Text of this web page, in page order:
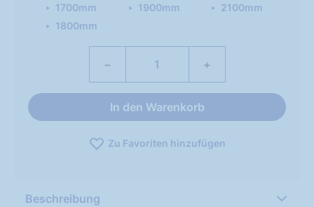
1700mm
1900mm
2100mm
1800mm
− +
In den Warenkorb
Zu Favoriten hinzufügen
Beschreibung